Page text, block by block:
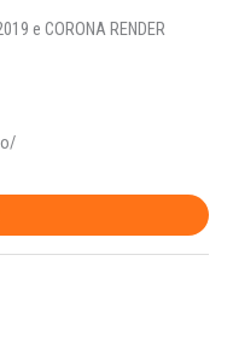
e CORONA RENDER